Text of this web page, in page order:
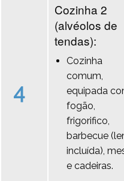
4
Cozinha 2
(alvéolos de
tendas):
Cozinha
comum,
equipada
fogão,
frigorifico,
barbecue
incluída),
e cadeiras.